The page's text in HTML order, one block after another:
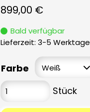
899,00 €
Bald verfügbar
Lieferzeit: 3-5 Werktage
Farbe